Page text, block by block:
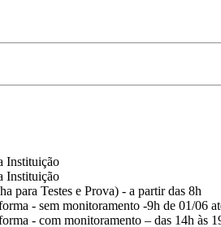
Instituição
Instituição
para Testes e Prova) - a partir das 8h
- sem monitoramento -9h de 01/06
- com monitoramento – das 14h às